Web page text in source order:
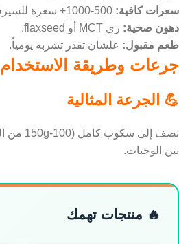
سعرات كافية:
دهون صحية: زي MCT أو flaxseed.
طعم مقبول: علشان تقدر تشربه يومياً.
جرعات وطريقة الاستخدام
💪 الجرعة المثالية
بين الوجبات.
🔥 منتجات تهمك